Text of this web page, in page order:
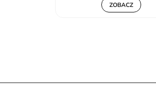
ZOBACZ